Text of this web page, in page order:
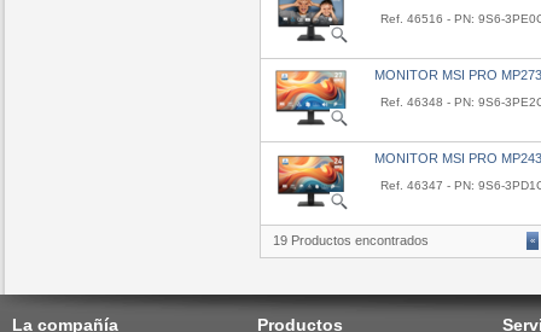
Ref. 46516 - PN: 9S6-
MONITOR MSI PRO
Ref. 46348 - PN: 9S6-
MONITOR MSI PRO
Ref. 46347 - PN: 9S6-
19 Productos encontrados «
La compañía Productos